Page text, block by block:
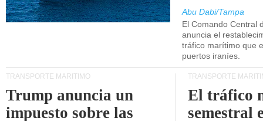
Abu Dabi/Tampa
El Comando Central
anuncia el
tráfico marítimo que
puertos iraníes.
TRANSPORTE MARÍTIMO
Trump anuncia un
impuesto sobre las
TRANSPORTE
El tráfico
semestral